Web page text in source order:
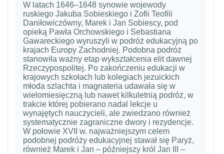
W latach 1646–1648 synowie wojewody
ruskiego Jakuba Sobieskiego i Zofii Teofili
Daniłowiczówny, Marek i Jan Sobiescy, pod
opieką Pawła Orchowskiego i Sebastiana
Gawareckiego wyruszyli w podróż edukacyjną po
krajach Europy Zachodniej. Podobna podróż
stanowiła ważny etap wykształcenia elit dawnej
Rzeczypospolitej. Po zakończeniu edukacji w
krajowych szkołach lub kolegiach jezuickich
młoda szlachta i magnateria udawała się w
wielomiesięczną lub nawet kilkuletnią podróż, w
trakcie której pobierano nadal lekcje u
wynajętych nauczycieli, ale zwiedzano również
systematycznie zagraniczne dwory i rezydencje.
W połowie XVII w. najważniejszym celem
podobnej podróży edukacyjnej stawał się Paryż,
również Marek i Jan – późniejszy król Jan III –